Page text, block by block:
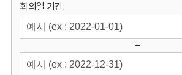
위
원
회의일 기간
~